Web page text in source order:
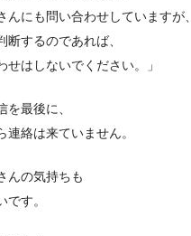
んにも問い合わせしていますが、
断するのであれば、
せはしないでください。」
を最後に、
連絡は来ていません。
んの気持ちも
す。